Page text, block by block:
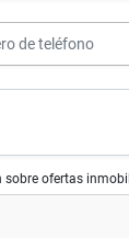
sobre ofertas